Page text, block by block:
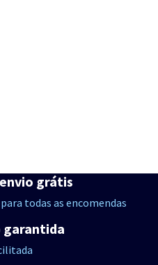
grátis
todas as encomendas
garantida